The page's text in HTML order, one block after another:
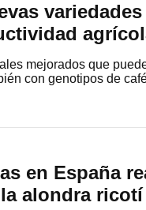
mejorados que
con genotipos de
en España
alondra ricotí